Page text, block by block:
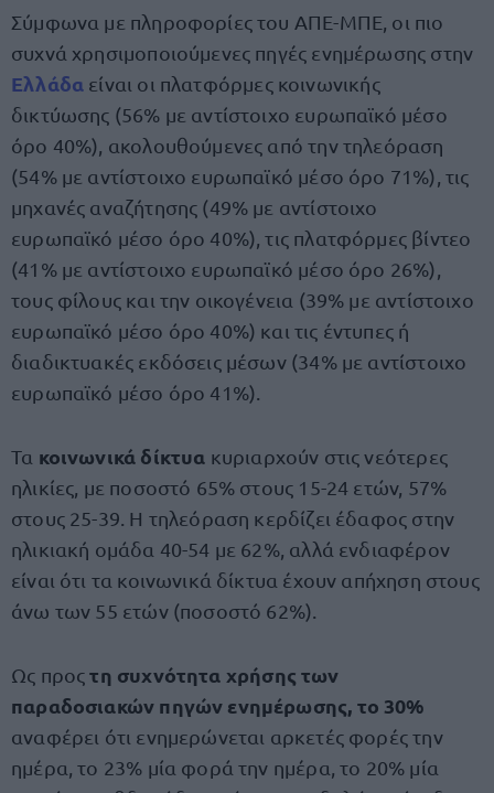
Σύμφωνα με πληροφορίες του ΑΠΕ-ΜΠΕ, οι πιο
συχνά χρησιμοποιούμενες πηγές ενημέρωσης στην
Ελλάδα είναι οι πλατφόρμες κοινωνικής
δικτύωσης (56% με αντίστοιχο ευρωπαϊκό μέσο
όρο 40%), ακολουθούμενες από την τηλεόραση
(54% με αντίστοιχο ευρωπαϊκό μέσο όρο 71%), τις
μηχανές αναζήτησης (49% με αντίστοιχο
ευρωπαϊκό μέσο όρο 40%), τις πλατφόρμες βίντεο
(41% με αντίστοιχο ευρωπαϊκό μέσο όρο 26%),
τους φίλους και την οικογένεια (39% με αντίστοιχο
ευρωπαϊκό μέσο όρο 40%) και τις έντυπες ή
διαδικτυακές εκδόσεις μέσων (34% με αντίστοιχο
ευρωπαϊκό μέσο όρο 41%).
Τα κοινωνικά δίκτυα κυριαρχούν στις νεότερες
ηλικίες, με ποσοστό 65% στους 15-24 ετών, 57%
στους 25-39. Η τηλεόραση κερδίζει έδαφος στην
ηλικιακή ομάδα 40-54 με 62%, αλλά ενδιαφέρον
είναι ότι τα κοινωνικά δίκτυα έχουν απήχηση στους
άνω των 55 ετών (ποσοστό 62%).
Ως προςτη συχνότητα χρήσης των
παραδοσιακών πηγών ενημέρωσης, το 30%
αναφέρει ότι ενημερώνεται αρκετές φορές την
ημέρα, το 23% μία φορά την ημέρα, το 20% μία